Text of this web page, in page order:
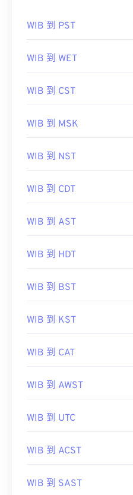
WIB 到 PST
WIB 到 WET
WIB 到 CST
WIB 到 MSK
WIB 到 NST
WIB 到 CDT
WIB 到 AST
WIB 到 HDT
WIB 到 BST
WIB 到 KST
WIB 到 CAT
WIB 到 AWST
WIB 到 UTC
WIB 到 ACST
WIB 到 SAST